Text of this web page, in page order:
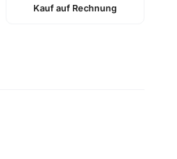
Kauf auf Rechnung